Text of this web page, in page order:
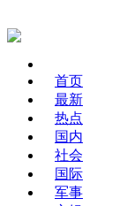
首页
最新
热点
国内
社会
国际
军事